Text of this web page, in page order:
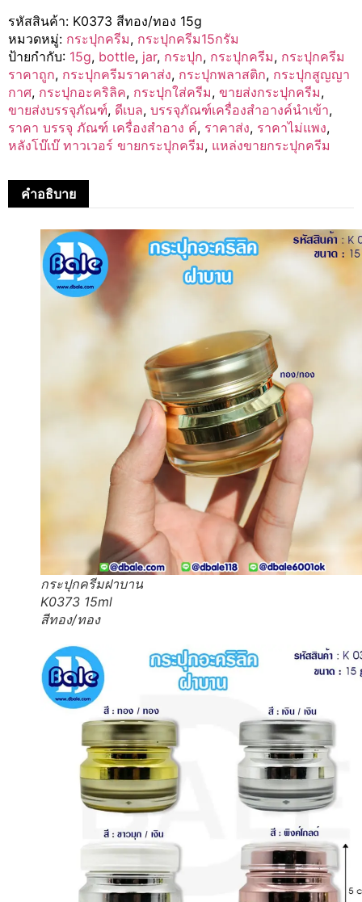
รหัสสินค้า: K0373 สีทอง/ทอง 15g
หมวดหมู่: กระปุกครีม, กระปุกครีม15กรัม
ป้ายกำกับ: 15g, bottle, jar, กระปุก, กระปุกครีม, กระปุกครีม
ราคาถูก, กระปุกครีมราคาส่ง, กระปุกพลาสติก, กระปุกสูญญา
กาศ, กระปุกอะคริลิค, กระปุกใส่ครีม, ขายส่งกระปุกครีม,
ขายส่งบรรจุภัณฑ์, ดีเบล, บรรจุภัณฑ์เครื่องสำอางค์นำเข้า,
ราคา บรรจุ ภัณฑ์ เครื่องสำอาง ค์, ราคาส่ง, ราคาไม่แพง,
หลังโบ๊เบ๊ ทาวเวอร์ ขายกระปุกครีม, แหล่งขายกระปุกครีม
คำอธิบาย
กระปุกครีมฝาบาน
K0373 15ml
สีทอง/ทอง